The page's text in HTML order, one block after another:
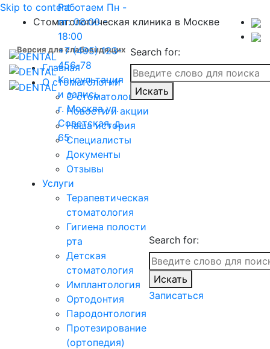
Skip to content
Стоматологическая клиника в Москве
Версия для слабовидящих
Работаем Пн -
пт: 08:00 -
18:00
+7 (495) 123-
456-78
Консультация
и запись
г. Москва ул.
Советская, д.
65
Search for:
Искать
Главная
О стоматологии
О стоматологии
Новости и акции
Наша история
Специалисты
Документы
Отзывы
Услуги
Терапевтическая
стоматология
Гигиена полости
рта
Детская
стоматология
Имплантология
Ортодонтия
Пародонтология
Протезирование
(ортопедия)
Search for:
Искать
Записаться